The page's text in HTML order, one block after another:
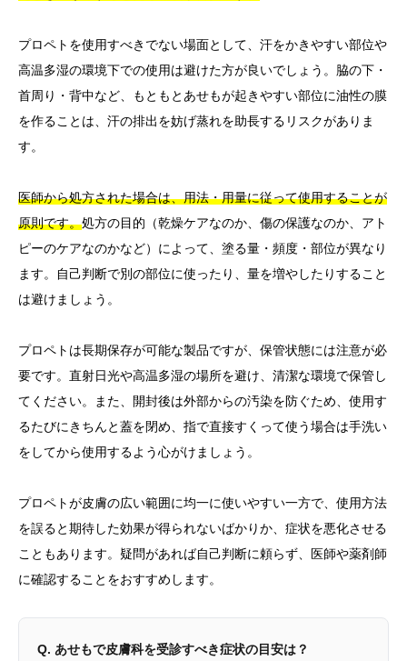
プロペトを使用すべきでない場面として、汗をかきやすい部位や
高温多湿の環境下での使用は避けた方が良いでしょう。脇の下・
首周り・背中など、もともとあせもが起きやすい部位に油性の膜
を作ることは、汗の排出を妨げ蒸れを助長するリスクがありま
す。
医師から処方された場合は、用法・用量に従って使用することが
原則です。処方の目的（乾燥ケアなのか、傷の保護なのか、アト
ピーのケアなのかなど）によって、塗る量・頻度・部位が異なり
ます。自己判断で別の部位に使ったり、量を増やしたりすること
は避けましょう。
プロペトは長期保存が可能な製品ですが、保管状態には注意が必
要です。直射日光や高温多湿の場所を避け、清潔な環境で保管し
てください。また、開封後は外部からの汚染を防ぐため、使用す
るたびにきちんと蓋を閉め、指で直接すくって使う場合は手洗い
をしてから使用するよう心がけましょう。
プロペトが皮膚の広い範囲に均一に使いやすい一方で、使用方法
を誤ると期待した効果が得られないばかりか、症状を悪化させる
こともあります。疑問があれば自己判断に頼らず、医師や薬剤師
に確認することをおすすめします。
Q. あせもで皮膚科を受診すべき症状の目安は？